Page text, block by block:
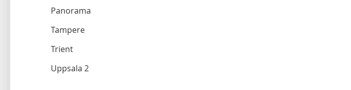
Panorama
Tampere
Trient
Uppsala 2